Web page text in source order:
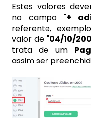
Estes valores
no campo "+
referente,
valor de "04/10/
trata de um
assim ser